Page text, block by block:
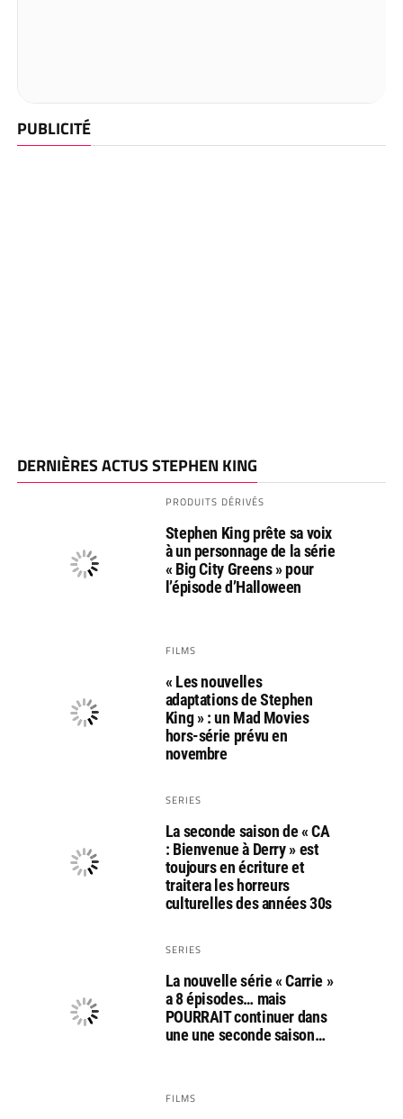
PUBLICITÉ
DERNIÈRES ACTUS STEPHEN KING
PRODUITS DÉRIVÉS
Stephen King prête sa voix
à un personnage de la série
« Big City Greens » pour
l’épisode d’Halloween
FILMS
« Les nouvelles
adaptations de Stephen
King » : un Mad Movies
hors-série prévu en
novembre
SERIES
La seconde saison de « CA
: Bienvenue à Derry » est
toujours en écriture et
traitera les horreurs
culturelles des années 30s
SERIES
La nouvelle série « Carrie »
a 8 épisodes… mais
POURRAIT continuer dans
une une seconde saison…
FILMS